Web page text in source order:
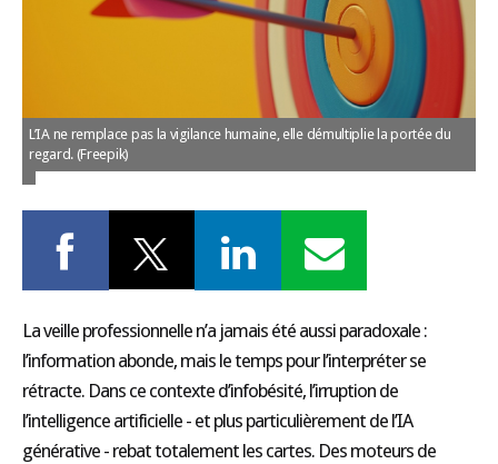
LES NEWSLETTERS
L'ESPACE EMPLOII
TEST 4
LES LIVRES TEST5
LES SUPPLÉMENTS
L’IA ne remplace pas la vigilance humaine, elle démultiplie la portée du
regard. (Freepik)
La veille professionnelle n’a jamais été aussi paradoxale :
l’information abonde, mais le temps pour l’interpréter se
rétracte. Dans ce contexte d’infobésité, l’irruption de
l’intelligence artificielle - et plus particulièrement de l’IA
générative - rebat totalement les cartes. Des moteurs de